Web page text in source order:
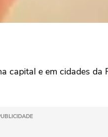
e em cidades